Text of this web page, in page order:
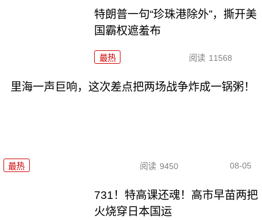
特朗普一句“珍珠港除外”，撕开美
国霸权遮羞布
最热 阅读 11568
里海一声巨响，这次差点把两场战争炸成一锅粥！
最热 阅读 9450 08-05
731！特高课还魂！高市早苗两把
火烧穿日本国运